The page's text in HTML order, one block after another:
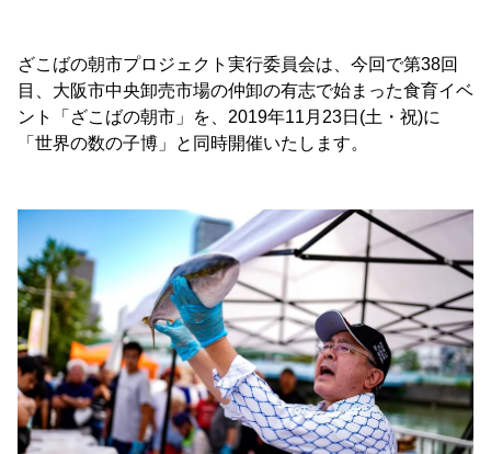
ざこばの朝市プロジェクト実行委員会は、今回で第38回
目、大阪市中央卸売市場の仲卸の有志で始まった食育イベ
ント「ざこばの朝市」を、2019年11月23日(土・祝)に
「世界の数の子博」と同時開催いたします。